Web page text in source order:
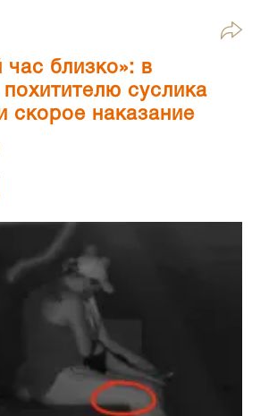
час близко»: в
суслика
скорое наказание